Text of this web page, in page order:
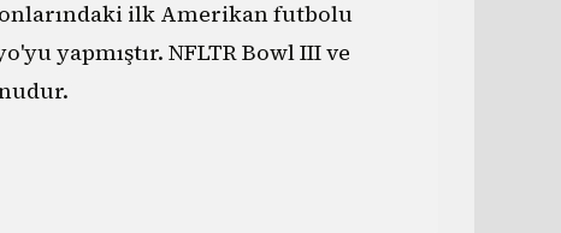
ilk Amerikan futbolu
yapmıştır. NFLTR Bowl III ve